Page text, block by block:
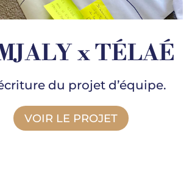
x TÉLAÉ
du projet d’équipe.
VOIR LE PROJET